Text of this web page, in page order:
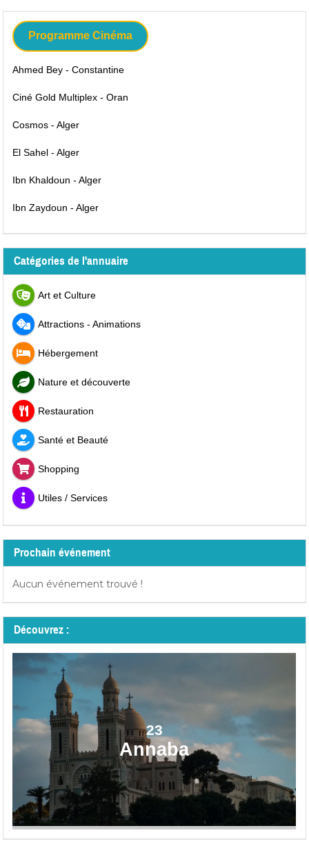
Programme Cinéma
Ahmed Bey - Constantine
Ciné Gold Multiplex - Oran
Cosmos - Alger
El Sahel - Alger
Ibn Khaldoun - Alger
Ibn Zaydoun - Alger
Catégories de l'annuaire
Art et Culture
Attractions - Animations
Hébergement
Nature et découverte
Restauration
Santé et Beauté
Shopping
Utiles / Services
Prochain événement
Aucun événement trouvé !
Découvrez :
23
Annaba